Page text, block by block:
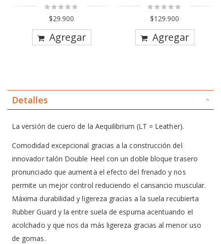
Rating:
0%
$29.900
Agregar
Rating:
0%
$129.900
Agregar
Detalles
La versión de cuero de la Aequilibrium (LT = Leather).
Comodidad excepcional gracias a la construcción del
innovador talón Double Heel con un doble bloque trasero
pronunciado que aumenta el efecto del frenado y nos
permite un mejor control reduciendo el cansancio muscular.
Máxima durabilidad y ligereza gracias a la suela recubierta
Rubber Guard y la entre suela de espuma acentuando el
acolchado y que nos da más ligereza gracias al menor uso
de gomas.